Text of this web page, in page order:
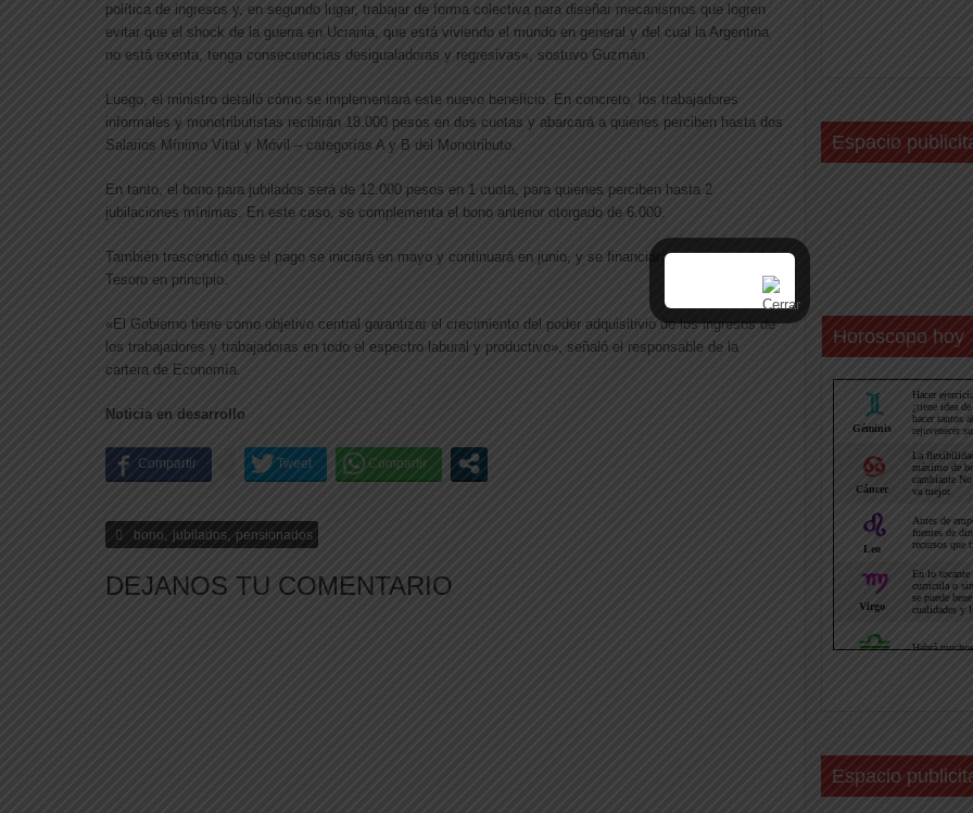
política de ingresos y, en segundo lugar, trabajar de forma colectiva para diseñar mecanismos que logren
evitar que el shock de la guerra en Ucrania, que está viviendo el mundo en general y del cual la Argentina
no está exenta, tenga consecuencias desigualadoras y regresivas«, sostuvo Guzmán.
Luego, el ministro detalló cómo se implementará este nuevo beneficio. En concreto, los trabajadores
informales y monotributistas recibirán 18.000 pesos en dos cuotas y abarcará a quienes perciben hasta dos
Salarios Mínimo Vital y Móvil – categorías A y B del Monotributo.
En tanto, el bono para jubilados será de 12.000 pesos en 1 cuota, para quienes perciben hasta 2
jubilaciones mínimas. En este caso, se complementa el bono anterior otorgado de 6.000.
También trascendió que el pago se iniciará en mayo y continuará en junio, y se financiará con fondos del
Tesoro en principio.
«El Gobierno tiene como objetivo central garantizar el crecimiento del poder adquisitivio de los ingresos de
los trabajadores y trabajadoras en todo el espectro labural y productivo», señaló el responsable de la
cartera de Economía.
Noticia en desarrollo
bono, jubilados, pensionados
DEJANOS TU COMENTARIO
Espacio
Horoscopo hoy
Espacio